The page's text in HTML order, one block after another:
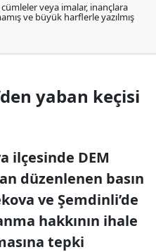
veya imalar, inançlara
ve büyük harflerle yazılmış
yaban keçisi
ilçesinde DEM
düzenlenen basın
ve Şemdinli’de
hakkının ihale
tepki